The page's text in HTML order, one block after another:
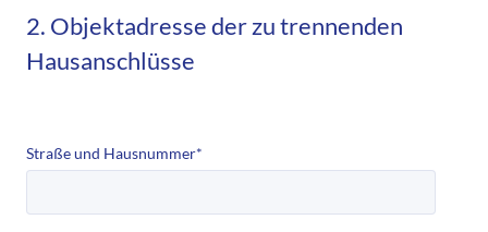
2. Objektadresse der zu trennenden
Hausanschlüsse
Straße und Hausnummer*